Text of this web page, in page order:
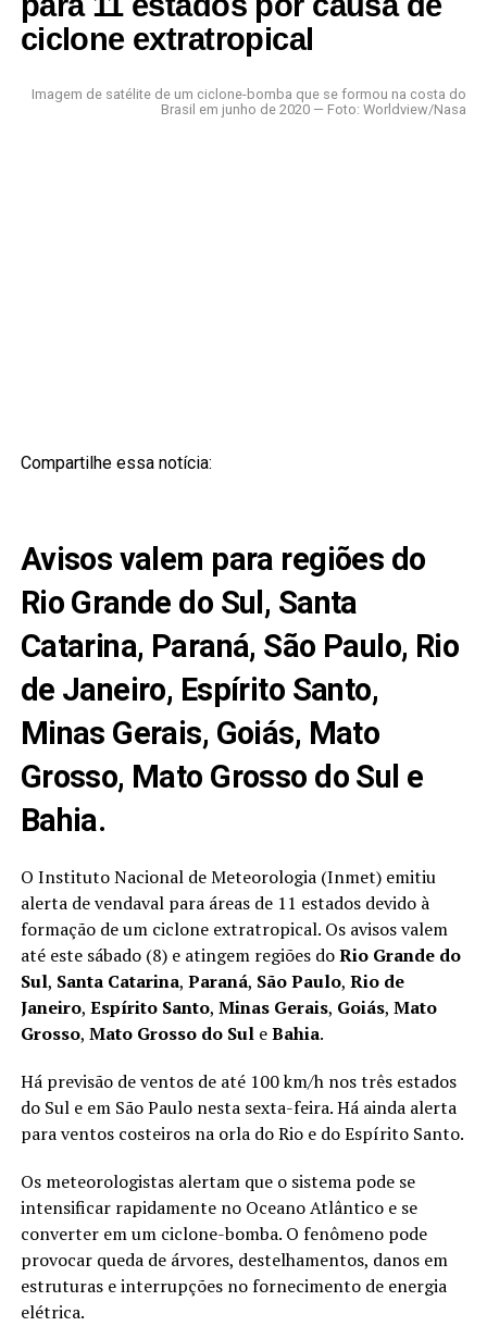
ciclone extratropical
Imagem de satélite de um ciclone-bomba que se formou na costa do
Brasil em junho de 2020 — Foto: Worldview/Nasa
Compartilhe essa notícia:
Avisos valem para regiões do
Rio Grande do Sul, Santa
Catarina, Paraná, São Paulo, Rio
de Janeiro, Espírito Santo,
Minas Gerais, Goiás, Mato
Grosso, Mato Grosso do Sul e
Bahia.
O Instituto Nacional de Meteorologia (Inmet) emitiu
alerta de vendaval para áreas de 11 estados devido à
formação de um ciclone extratropical. Os avisos valem
até este sábado (8) e atingem regiões doRio Grande do
Sul, Santa Catarina, Paraná, São Paulo, Rio de
Janeiro, Espírito Santo, Minas Gerais, Goiás, Mato
Grosso, Mato Grosso do SuleBahia.
Há previsão de ventos de até 100 km/h nos três estados
do Sul e em São Paulo nesta sexta-feira. Há ainda alerta
para ventos costeiros na orla do Rio e do Espírito Santo.
Os meteorologistas alertam que o sistema pode se
intensificar rapidamente no Oceano Atlântico e se
converter em um ciclone-bomba. O fenômeno pode
provocar queda de árvores, destelhamentos, danos em
estruturas e interrupções no fornecimento de energia
elétrica.